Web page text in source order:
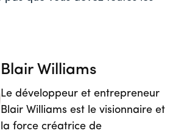
Blair Williams
Le développeur et entrepreneur
Blair Williams est le visionnaire et
la force créatrice de